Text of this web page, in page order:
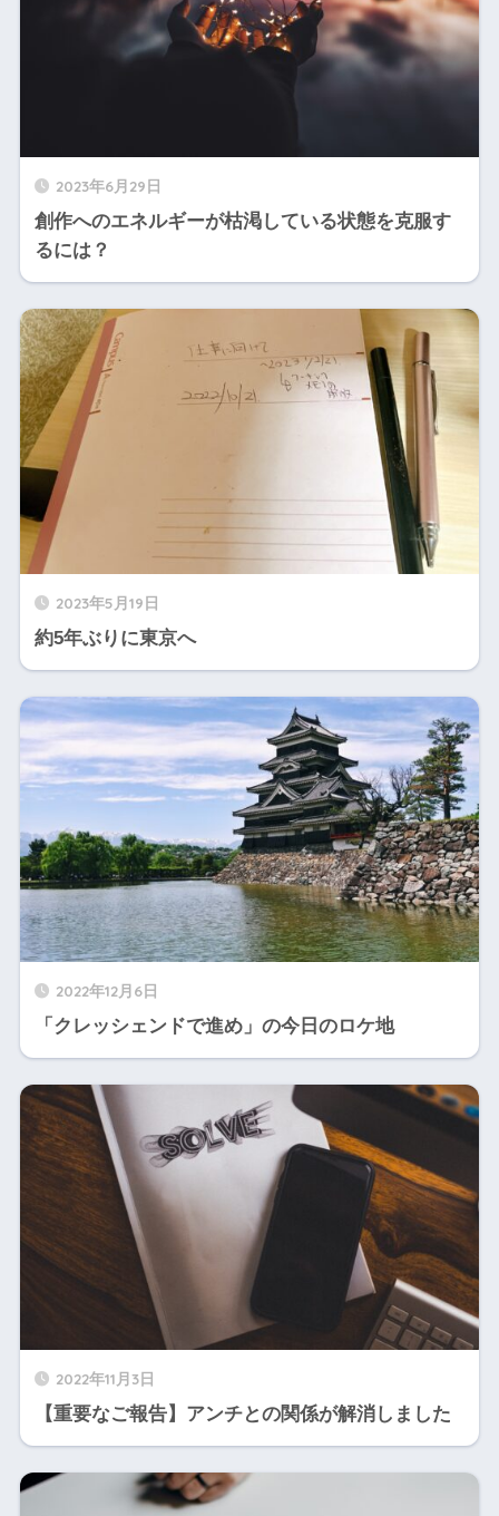
2023年6月29日
創作へのエネルギーが枯渇している状態を克服す
るには？
2023年5月19日
約5年ぶりに東京へ
2022年12月6日
「クレッシェンドで進め」の今日のロケ地
2022年11月3日
【重要なご報告】アンチとの関係が解消しました